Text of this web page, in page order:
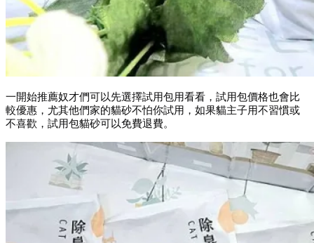
一開始推薦奴才們可以先選擇試用包用看看，試用包價格也會比
較優惠，尤其他們家的貓砂不怕你試用，如果貓主子用不習慣或
不喜歡，試用包貓砂可以免費退費。